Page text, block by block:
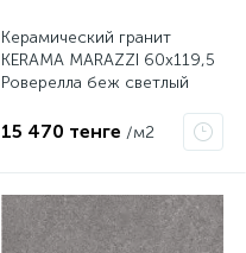
Керамический гранит
KERAMA MARAZZI 60х119,5
Роверелла беж светлый
15 470 тенге /м2